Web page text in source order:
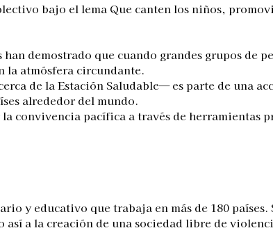
bajo el lema Que canten los niños,
demostrado que cuando grandes grupos de
la atmósfera circundante.
de la Estación Saludable— es parte de una
alrededor del mundo.
pacífica a través de herramientas
y educativo que trabaja en más de 180
a la creación de una sociedad libre de